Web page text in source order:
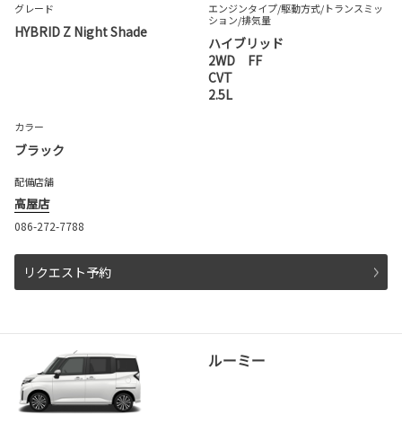
グレード
HYBRID Z Night Shade
エンジンタイプ/駆動方式/トランスミッ
ション/排気量
ハイブリッド
2WD FF
CVT
2.5L
カラー
ブラック
配備店舗
高屋店
086-272-7788
リクエスト予約
ルーミー